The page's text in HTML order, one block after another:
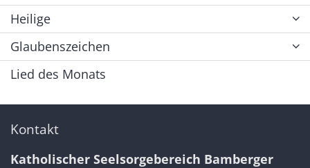
Heilige
Glaubenszeichen
Lied des Monats
Kontakt
Katholischer Seelsorgebereich Bamberger